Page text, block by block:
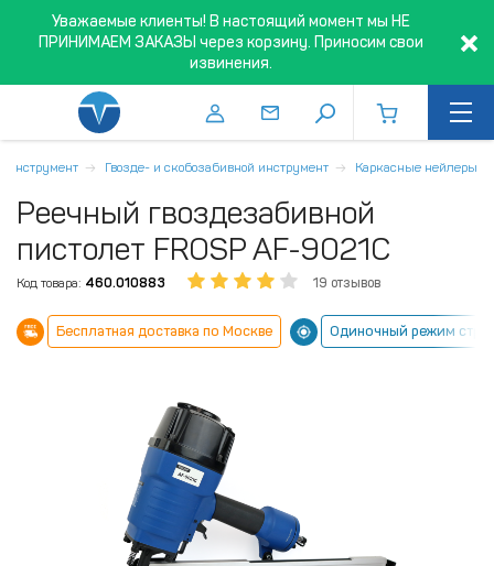
Уважаемые клиенты! В настоящий момент мы НЕ
ПРИНИМАЕМ ЗАКАЗЫ через корзину. Приносим свои
извинения.
инструмент Гвозде- и скобозабивной инструмент Каркасные нейлеры
Реечный гвоздезабивной
пистолет FROSP AF-9021C
Код товара: 460.010883 19 отзывов
Бесплатная доставка по Москве Одиночный режим